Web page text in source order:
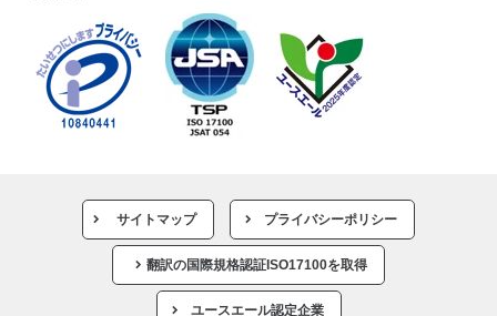
サイトマップ プライバシーポリシー
翻訳の国際規格認証ISO17100を取得
ユースエール認定企業